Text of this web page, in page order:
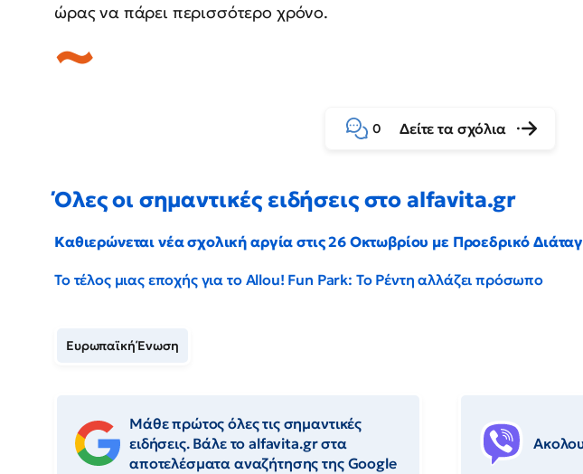
ώρας να πάρει περισσότερο χρόνο.
0 Δείτε τα σχόλια
Όλες οι σημαντικές ειδήσεις στο alfavita.gr
Καθιερώνεται νέα σχολική αργία στις 26 Οκτωβρίου με Προεδρικό
Το τέλος μιας εποχής για το Allou! Fun Park: Το Ρέντη αλλάζει πρόσωπο
Ευρωπαϊκή Ένωση
Μάθε πρώτος όλες τις σημαντικές
ειδήσεις. Βάλε το alfavita.gr στα
αποτελέσματα αναζήτησης της Google